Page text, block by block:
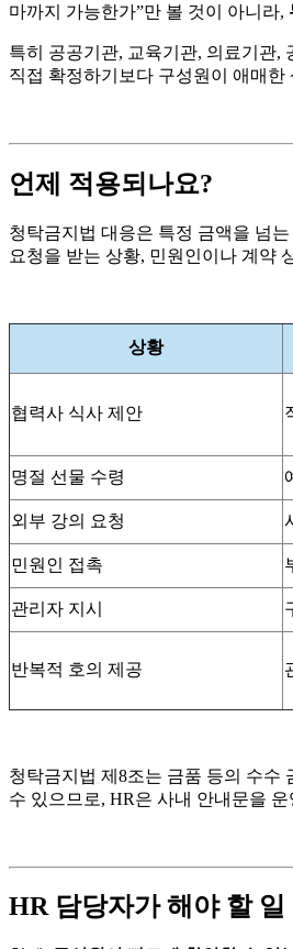
마까지 가능한가”만 볼 것이 아니라,
특히 공공기관, 교육기관, 의료기관,
직접 확정하기보다 구성원이 애매한
언제 적용되나요?
청탁금지법 대응은 특정 금액을 넘
요청을 받는 상황, 민원인이나 계약
상황
협력사 식사 제안
명절 선물 수령
외부 강의 요청
민원인 접촉
관리자 지시
반복적 호의 제공
청탁금지법 제8조는 금품 등의 수수
수 있으므로, HR은 사내 안내문을
HR 담당자가 해야 할 일